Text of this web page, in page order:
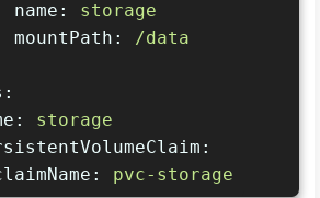
name:
storage
mountPath:
/data
storage
pvc-storage